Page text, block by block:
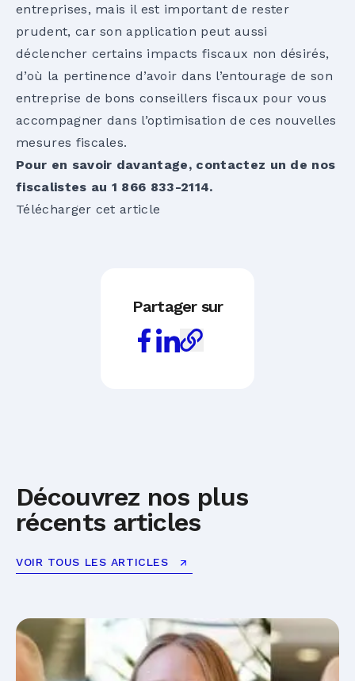
entreprises, mais il est important de rester
prudent, car son application peut aussi
déclencher certains impacts fiscaux non désirés,
d’où la pertinence d’avoir dans l’entourage de son
entreprise de bons conseillers fiscaux pour vous
accompagner dans l’optimisation de ces nouvelles
mesures fiscales.
Pour en savoir davantage, contactez un de nos
fiscalistes au 1 866 833-2114.
Télécharger cet article
Partager sur
Découvrez nos plus
récents articles
VOIR TOUS LES ARTICLES